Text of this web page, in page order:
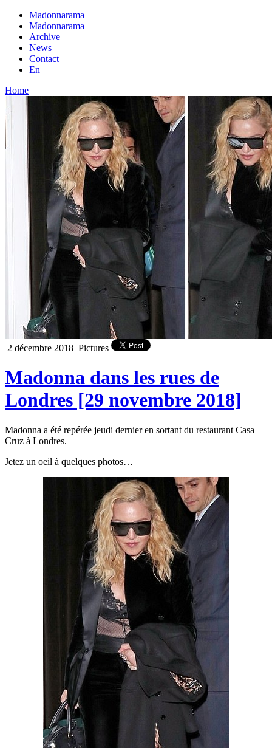
Madonnarama
Madonnarama
Archive
News
Contact
En
Home
2 décembre 2018 Pictures
Madonna dans les rues de
Londres [29 novembre 2018]
Madonna a été repérée jeudi dernier en sortant du restaurant Casa
Cruz à Londres.
Jetez un oeil à quelques photos…